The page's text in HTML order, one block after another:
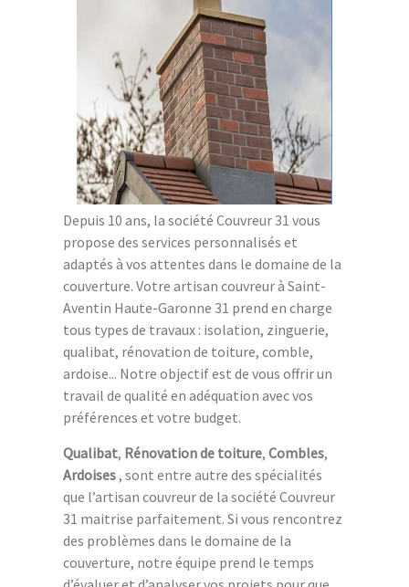
Depuis 10 ans, la société Couvreur 31 vous
propose des services personnalisés et
adaptés à vos attentes dans le domaine de la
couverture. Votre artisan couvreur à Saint-
Aventin Haute-Garonne 31 prend en charge
tous types de travaux : isolation, zinguerie,
qualibat, rénovation de toiture, comble,
ardoise... Notre objectif est de vous offrir un
travail de qualité en adéquation avec vos
préférences et votre budget.
Qualibat, Rénovation de toiture, Combles,
Ardoises , sont entre autre des spécialités
que l’artisan couvreur de la société Couvreur
31 maitrise parfaitement. Si vous rencontrez
des problèmes dans le domaine de la
couverture, notre équipe prend le temps